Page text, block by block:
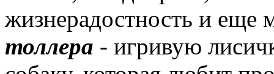
жизнерадостность и еще
толлера - игривую